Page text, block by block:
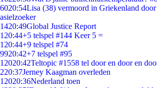
6020:54Lisa (38) vermoord in Griekenland
asielzoeker
1420:49Global Justice Report
1 20:44+5 telspel #144 Keer 5 =
1 20:44+9 telspel #74
9920:42+7 telspel #95
12020:42Teltopic #1558 tel door en door en
220:37Jerney Kaagman overleden
12020:36Nederland toen